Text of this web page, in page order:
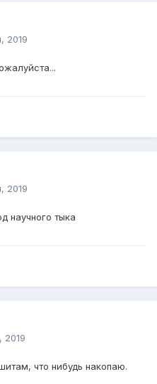
2019
2019
научного тыка
2019
что нибудь накопаю.